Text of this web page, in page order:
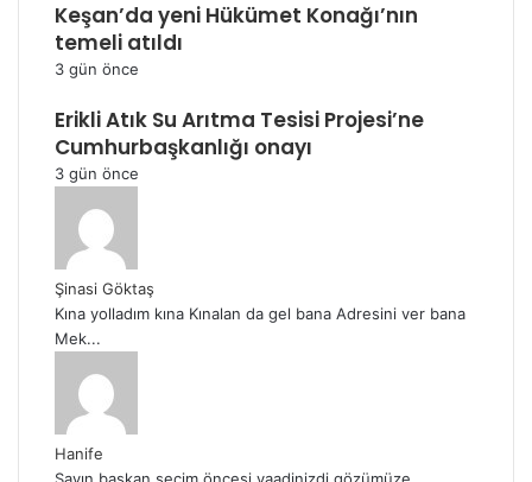
Keşan’da yeni Hükümet Konağı’nın
temeli atıldı
3 gün önce
Erikli Atık Su Arıtma Tesisi Projesi’ne
Cumhurbaşkanlığı onayı
3 gün önce
Şinasi Göktaş
Kına yolladım kına Kınalan da gel bana Adresini ver bana
Mek...
Hanife